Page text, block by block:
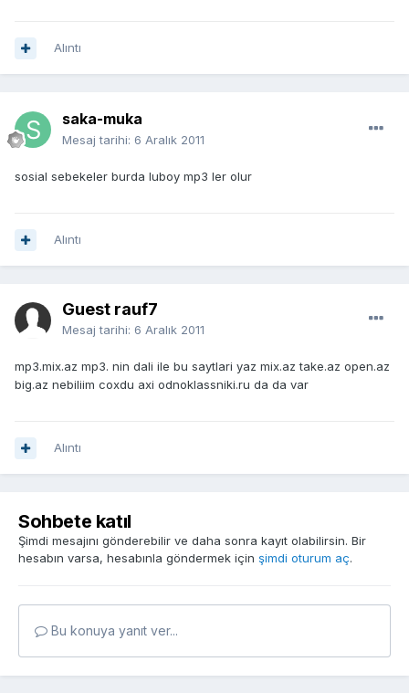
Alıntı
saka-muka
Mesaj tarihi: 6 Aralık 2011
sosial sebekeler burda luboy mp3 ler olur
Alıntı
Guest rauf7
Mesaj tarihi: 6 Aralık 2011
mp3.mix.az mp3. nin dali ile bu saytlari yaz mix.az take.az open.az
big.az nebiliim coxdu axi odnoklassniki.ru da da var
Alıntı
Sohbete katıl
Şimdi mesajını gönderebilir ve daha sonra kayıt olabilirsin. Bir
hesabın varsa, hesabınla göndermek için şimdi oturum aç.
Bu konuya yanıt ver...